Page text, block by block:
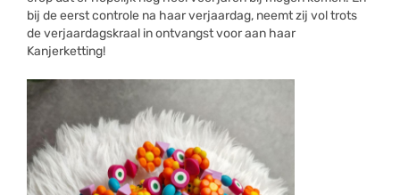
bij de eerst controle na haar verjaardag, neemt zij vol trots
de verjaardagskraal in ontvangst voor aan haar
Kanjerketting!